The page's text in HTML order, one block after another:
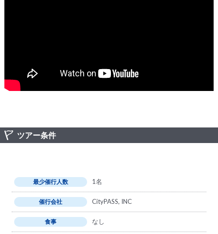
ツアー条件
最少催行人数 1名
催行会社 CityPASS, INC
食事 なし